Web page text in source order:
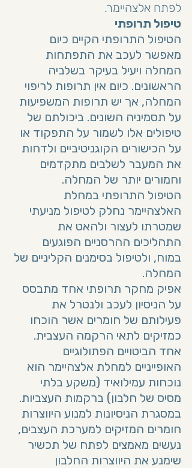
לפתח אלצהיימר.
טיפול תרופתי
הטיפול התרופתי הקיים כיום
מאפשר לעכב את התפתחות
המחלה ויעיל בעיקר בשלביה
הראשונים. כיום אין תרופות לריפוי
המחלה, אך יש תרופות המשפיעות
על תסמיניה השונים. ביכולתם של
טיפולים אלו לשמור על התפקוד או
על הכישורים הקוגניטיביים ולדחות
את המעבר לשלבים מתקדמים
וחמורים יותר של המחלה.
הטיפול התרופתי במחלת
האלצהיימר נחלק לטיפול מניעתי
שמטרתו לעצור ולהאט את
התהליכים ההרסניים הפוגעים
במוח, ולטיפול בסימנים הקליניים של
המחלה.
אפיק מחקר תרופתי אחד מתבסס
על הניסיון לעכב ולנטרל את
פעילותם של חומרים אשר הוכחו
כמזיקים לתאי הרקמה העצבית.
אחד הביטויים הפתולוגיים
האופייניים למחלת אלצהיימר הוא
נוכחות עמילואיד (משקע בלתי
מסיס של חלבון) ברקמות העצביות.
במסגרת הניסיונות למנוע היווצרות
חומרים המזיקים למערכת העצבים,
נעשים מאמצים לפתח של תכשיר
שימנע את היווצרות החלבון